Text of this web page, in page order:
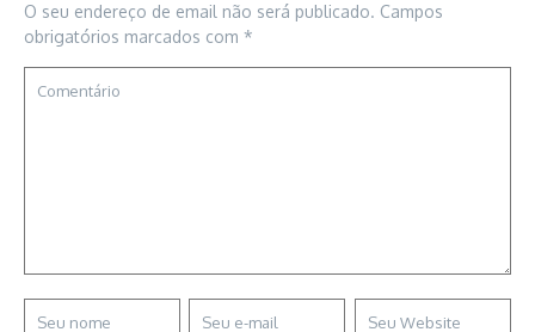
O seu endereço de email não será publicado. Campos
obrigatórios marcados com *